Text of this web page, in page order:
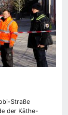
Straße
der Käthe-